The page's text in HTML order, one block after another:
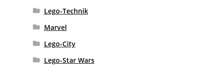
Lego-Technik
Marvel
Lego-City
Lego-Star Wars